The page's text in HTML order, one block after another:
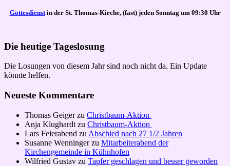
Gottesdienstin der St. Thomas-Kirche, (fast) jeden Sonntag um 09:30 Uhr
Die heutige Tageslosung
Die Losungen von diesem Jahr sind noch nicht da. Ein Update
könnte helfen.
Neueste Kommentare
Thomas Geigerzu Christbaum-Aktion
Anja Klughardt zu Christbaum-Aktion
Lars Feierabend zu Abschied nach 27 1/2 Jahren
Susanne Wenningerzu Mitarbeiterabend der
Kirchengemeinde in Kühnhofen
Wilfried Gustav zu Tapfer geschlagen und besser geworden